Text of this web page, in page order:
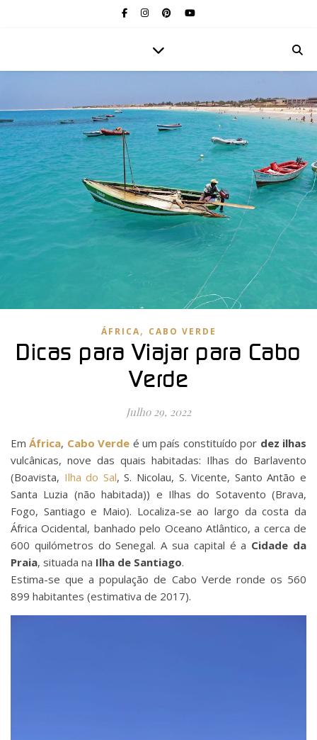
ÁFRICA, CABO VERDE
Dicas para Viajar para Cabo
Verde
Julho 29, 2022
EmÁfrica, Cabo Verde é um país constituído por dez ilhas
vulcânicas, nove das quais habitadas: Ilhas do Barlavento
(Boavista, Ilha do Sal, S. Nicolau, S. Vicente, Santo Antão e
Santa Luzia (não habitada)) e Ilhas do Sotavento (Brava,
Fogo, Santiago e Maio). Localiza-se ao largo da costa da
África Ocidental, banhado pelo Oceano Atlântico, a cerca de
600 quilómetros do Senegal. A sua capital é a Cidade da
Praia, situada na Ilha de Santiago.
Estima-se que a população de Cabo Verde ronde os 560
899 habitantes (estimativa de 2017).